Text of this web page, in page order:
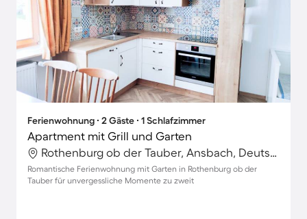
Ferienwohnung ∙ 2 Gäste ∙ 1 Schlafzimmer
Apartment mit Grill und Garten
Rothenburg ob der Tauber, Ansbach, Deutschland
Romantische Ferienwohnung mit Garten in Rothenburg ob der
Tauber für unvergessliche Momente zu zweit